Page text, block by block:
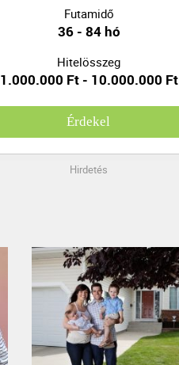
Futamidő
36 - 84 hó
Hitelösszeg
1.000.000 Ft - 10.000.000 Ft
Érdekel
Hirdetés